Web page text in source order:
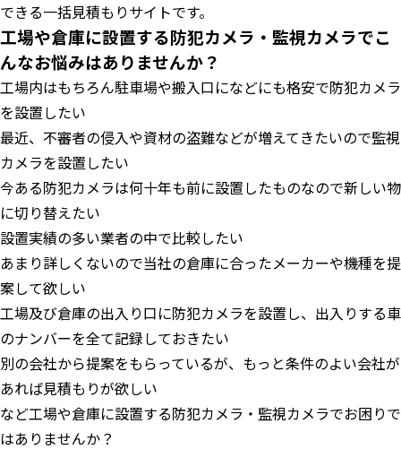
できる一括見積もりサイトです。
工場や倉庫に設置する防犯カメラ・監視カメラでこ
んなお悩みはありませんか？
工場内はもちろん駐車場や搬入口になどにも格安で防犯カメラ
を設置したい
最近、不審者の侵入や資材の盗難などが増えてきたいので監視
カメラを設置したい
今ある防犯カメラは何十年も前に設置したものなので新しい物
に切り替えたい
設置実績の多い業者の中で比較したい
あまり詳しくないので当社の倉庫に合ったメーカーや機種を提
案して欲しい
工場及び倉庫の出入り口に防犯カメラを設置し、出入りする車
のナンバーを全て記録しておきたい
別の会社から提案をもらっているが、もっと条件のよい会社が
あれば見積もりが欲しい
など工場や倉庫に設置する防犯カメラ・監視カメラでお困りで
はありませんか？